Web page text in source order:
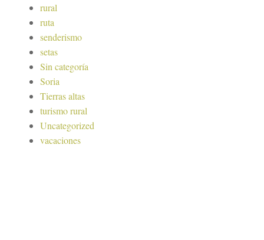
rural
ruta
senderismo
setas
Sin categoría
Soria
Tierras altas
turismo rural
Uncategorized
vacaciones